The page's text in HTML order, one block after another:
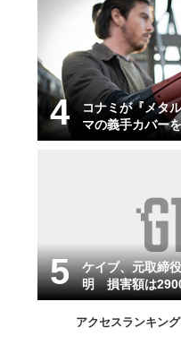
コナミが『メタ
マの義手カバー
ケイブ、元取締
明 損害額は
アクセスランキン